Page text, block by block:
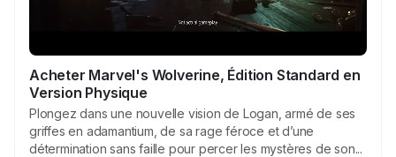
Acheter Marvel's Wolverine, Édition Standard en
Version Physique
Plongez dans une nouvelle vision de Logan, armé de ses
griffes en adamantium, de sa rage féroce et d’une
détermination sans faille pour percer les mystères de son...